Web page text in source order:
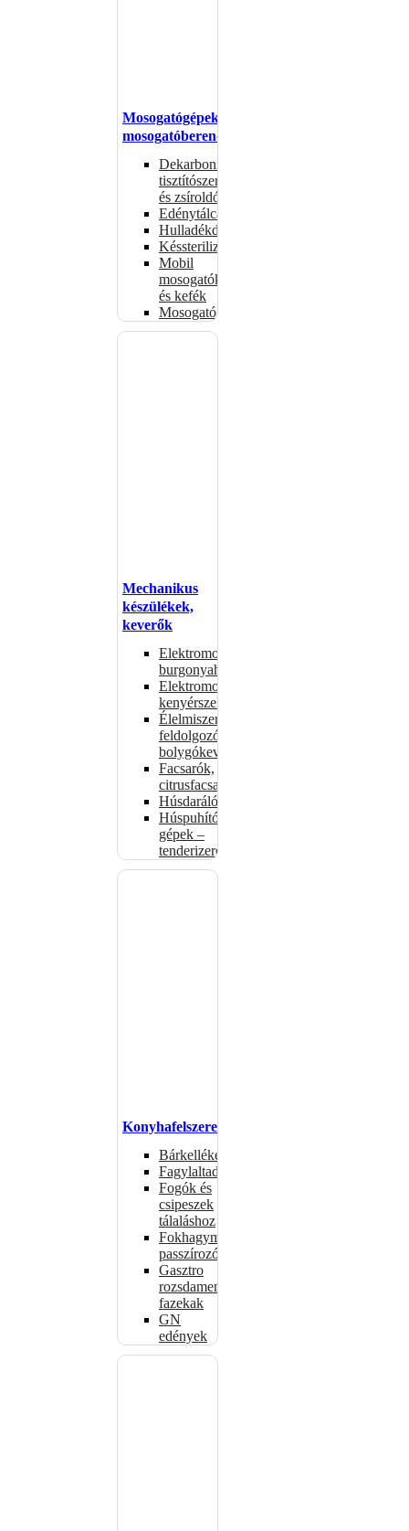
Mosogatógépek,
mosogatóberendezések
Dekarbonizáló
tisztítószerek
és zsíroldók
Edénytálcák
Hulladékdarálók
Késsterilizátorok
Mobil
mosogatók
és kefék
Mosogatógépkosarak
Mechanikus
készülékek,
keverők
Elektromos
burgonyahámozók
Elektromos
kenyérszeletelők
Élelmiszer-
feldolgozók –
bolygókeverők
Facsarók,
citrusfacsarók
Húsdarálók
Húspuhító
gépek –
tenderizerek
Konyhafelszerelés
Bárkellékek
Fagylaltadagolók
Fogók és
csipeszek
tálaláshoz
Fokhagymaprések,
passzírozók
Gasztro
rozsdamentes
fazekak
GN
edények